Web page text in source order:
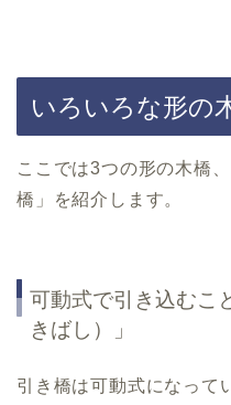
いろいろな形の
ここでは3つの形の木橋
橋」を紹介します。
可動式で引き込むこ
きばし）」
引き橋は可動式になって